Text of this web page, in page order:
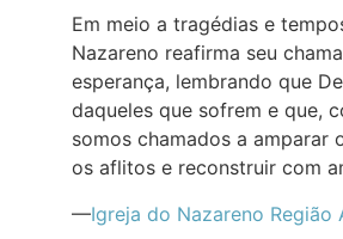
Em meio a tragédias e
Nazareno reafirma seu
esperança, lembrando que
daqueles que sofrem e que,
somos chamados a amparar
os aflitos e reconstruir com
—Igreja do Nazareno Região